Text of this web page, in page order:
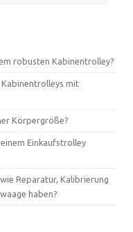
robusten Kabinentrolley?
Kabinentrolleys mit
Körpergröße?
Einkaufstrolley
Reparatur, Kalibrierung
haben?